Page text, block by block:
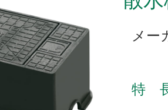
メー
特